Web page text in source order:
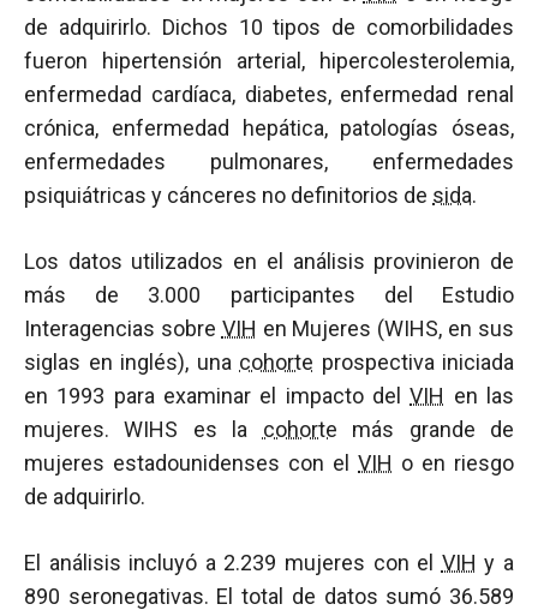
de adquirirlo. Dichos 10 tipos de comorbilidades
fueron hipertensión arterial, hipercolesterolemia,
enfermedad cardíaca, diabetes, enfermedad renal
crónica, enfermedad hepática, patologías óseas,
enfermedades pulmonares, enfermedades
psiquiátricas y cánceres no definitorios de sida.
Los datos utilizados en el análisis provinieron de
más de 3.000 participantes del Estudio
Interagencias sobre VIH en Mujeres (WIHS, en sus
siglas en inglés), una cohorte prospectiva iniciada
en 1993 para examinar el impacto delVIH en las
mujeres. WIHS es la cohorte más grande de
mujeres estadounidenses con el VIH o en riesgo
de adquirirlo.
El análisis incluyó a 2.239 mujeres con el VIH y a
890 seronegativas. El total de datos sumó 36.589